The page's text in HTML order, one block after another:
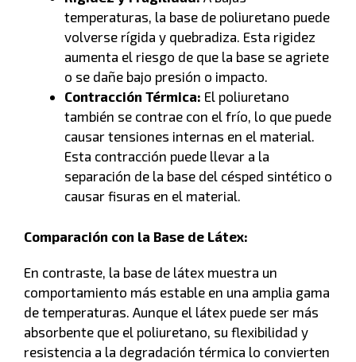
temperaturas, la base de poliuretano puede
volverse rígida y quebradiza. Esta rigidez
aumenta el riesgo de que la base se agriete
o se dañe bajo presión o impacto.
Contracción Térmica: El poliuretano
también se contrae con el frío, lo que puede
causar tensiones internas en el material.
Esta contracción puede llevar a la
separación de la base del césped sintético o
causar fisuras en el material.
Comparación con la Base de Látex:
En contraste, la base de látex muestra un
comportamiento más estable en una amplia gama
de temperaturas. Aunque el látex puede ser más
absorbente que el poliuretano, su flexibilidad y
resistencia a la degradación térmica lo convierten